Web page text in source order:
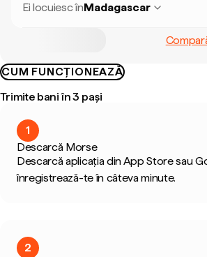
Ei locuiesc înMadagascar
CUM FUNCȚIONEAZĂ
Trimite bani în 3 pași
1
Descarcă Morse
Descarcă aplicația din App Store sau
înregistrează-te în câteva minute.
2